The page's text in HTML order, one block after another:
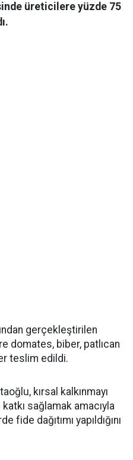
üreticilere yüzde 75
gerçekleştirilen
domates, biber, patlıcan
teslim edildi.
kırsal kalkınmayı
sağlamak amacıyla
fide dağıtımı yapıldığını